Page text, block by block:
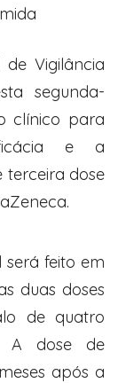
Vigilância
segunda-
clínico para
e a
terceira dose
será feito em
duas doses
de quatro
A dose de
após a